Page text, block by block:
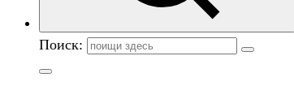
Поиск: